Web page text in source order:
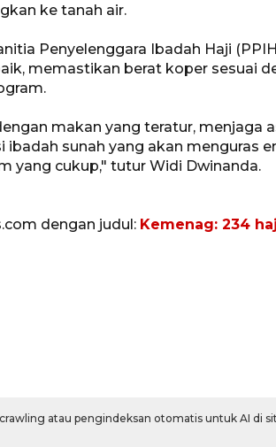
ke tanah air.
Penyelenggara Ibadah Haji
memastikan berat koper sesuai
makan yang teratur, menjaga
sunah yang akan menguras
yang cukup," tutur Widi Dwinanda.
dengan judul: Kemenag: 234
atau pengindeksan otomatis untuk AI di